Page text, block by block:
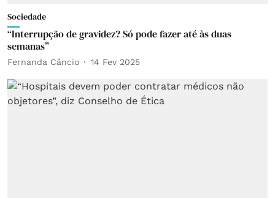
Sociedade
“Interrupção de gravidez? Só pode fazer até às duas
semanas”
Fernanda Câncio 14 Fev 2025